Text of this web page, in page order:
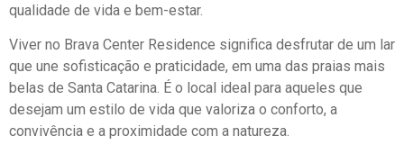
qualidade de vida e bem-estar.
Viver no Brava Center Residence significa desfrutar de um lar
que une sofisticação e praticidade, em uma das praias mais
belas de Santa Catarina. É o local ideal para aqueles que
desejam um estilo de vida que valoriza o conforto, a
convivência e a proximidade com a natureza.